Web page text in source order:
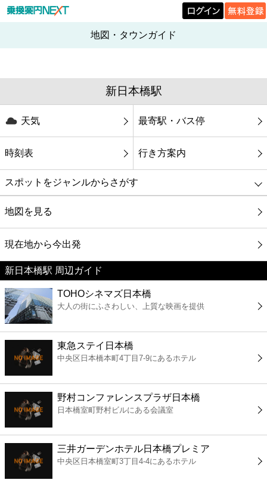
地図・タウンガイド
新日本橋駅
天気 最寄駅・バス停
時刻表 行き方案内
スポットをジャンルからさがす
グルメ
映画
美容
コンビニ
薬局
スーパー
エンタメ
書店
地図を見る
現在地から今出発
新日本橋駅 周辺ガイド
TOHOシネマズ日本橋
大人の街にふさわしい、上質な映画を提供
東急ステイ日本橋
中央区日本橋本町4丁目7-9にあるホテル
野村コンファレンスプラザ日本橋
日本橋室町野村ビルにある会議室
三井ガーデンホテル日本橋プレミア
中央区日本橋室町3丁目4-4にあるホテル